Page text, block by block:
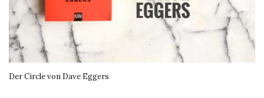
Der Circle von Dave Eggers